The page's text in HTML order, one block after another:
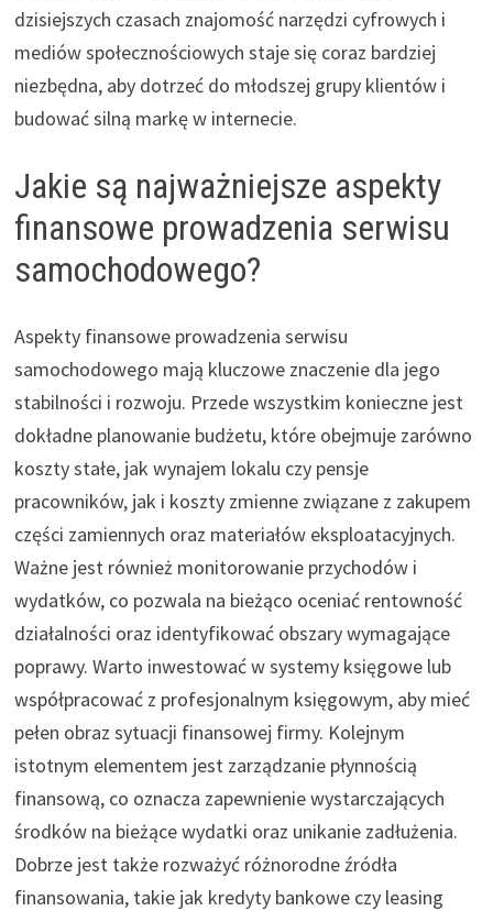
dzisiejszych czasach znajomość narzędzi cyfrowych i
mediów społecznościowych staje się coraz bardziej
niezbędna, aby dotrzeć do młodszej grupy klientów i
budować silną markę w internecie.
Jakie są najważniejsze aspekty
finansowe prowadzenia serwisu
samochodowego?
Aspekty finansowe prowadzenia serwisu
samochodowego mają kluczowe znaczenie dla jego
stabilności i rozwoju. Przede wszystkim konieczne jest
dokładne planowanie budżetu, które obejmuje zarówno
koszty stałe, jak wynajem lokalu czy pensje
pracowników, jak i koszty zmienne związane z zakupem
części zamiennych oraz materiałów eksploatacyjnych.
Ważne jest również monitorowanie przychodów i
wydatków, co pozwala na bieżąco oceniać rentowność
działalności oraz identyfikować obszary wymagające
poprawy. Warto inwestować w systemy księgowe lub
współpracować z profesjonalnym księgowym, aby mieć
pełen obraz sytuacji finansowej firmy. Kolejnym
istotnym elementem jest zarządzanie płynnością
finansową, co oznacza zapewnienie wystarczających
środków na bieżące wydatki oraz unikanie zadłużenia.
Dobrze jest także rozważyć różnorodne źródła
finansowania, takie jak kredyty bankowe czy leasing